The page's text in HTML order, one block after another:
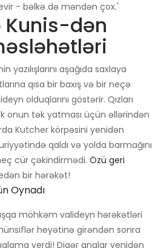
- bəlkə də məndən çox.'
Kunis-dən
yazılışlarını aşağıda saxlaya
qısa bir baxış və bir neçə
olduqlarını göstərir. Qızları
onun tək yatması üçün əllərindən
Kutcher körpəsini yenidən
qaldı və yolda barmağını
cür çəkindirmədi. Özü geri
bir hərəkət!
Oynadı
möhkəm valideyn hərəkətləri
heyətinə girəndən sonra
verdi! Digər analar yenidən